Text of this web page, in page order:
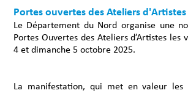
Portes ouvertes des Ateliers
Le Département du Nord organise une
Portes Ouvertes des Ateliers d’Artistes les
4 et dimanche 5 octobre 2025.
La manifestation, qui met en valeur les